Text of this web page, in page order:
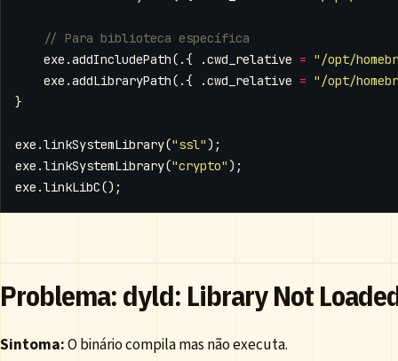
exe .addIncludePath(.{ .cwd_relative = "/opt/
exe .addLibraryPath(.{ .cwd_relative = "/opt/
}
exe .linkSystemLibrary("ssl" );
exe .linkSystemLibrary("crypto" );
exe .linkLibC();
Problema: dyld: Library Not
Sintoma:O binário compila mas não executa.